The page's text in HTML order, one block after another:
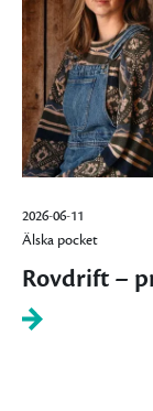
2026-06-11
Älska pocket
Rovdrift –